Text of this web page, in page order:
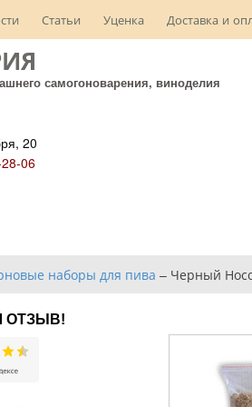
Статьи Уценка Доставка и
самогоноварения, виноделия
20
06
наборы для пива – Черный
ОТЗЫВ!